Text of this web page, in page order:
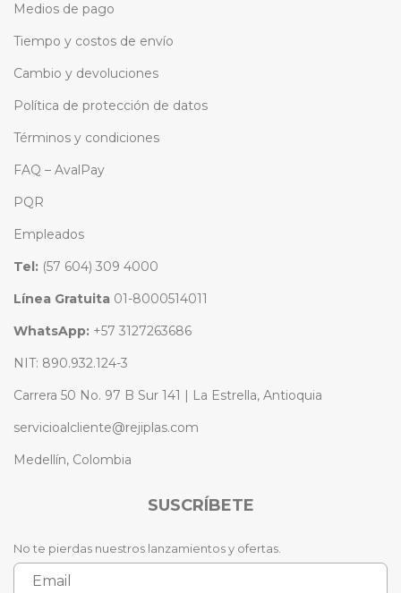
Medios de pago
Tiempo y costos de envío
Cambio y devoluciones
Política de protección de datos
Términos y condiciones
FAQ – AvalPay
PQR
Empleados
Tel: (57 604) 309 4000
Línea Gratuita 01-8000514011
WhatsApp: +57 3127263686
NIT: 890.932.124-3
Carrera 50 No. 97 B Sur 141 | La Estrella, Antioquia
servicioalcliente@rejiplas.com
Medellín, Colombia
SUSCRÍBETE
No te pierdas nuestros lanzamientos y ofertas.